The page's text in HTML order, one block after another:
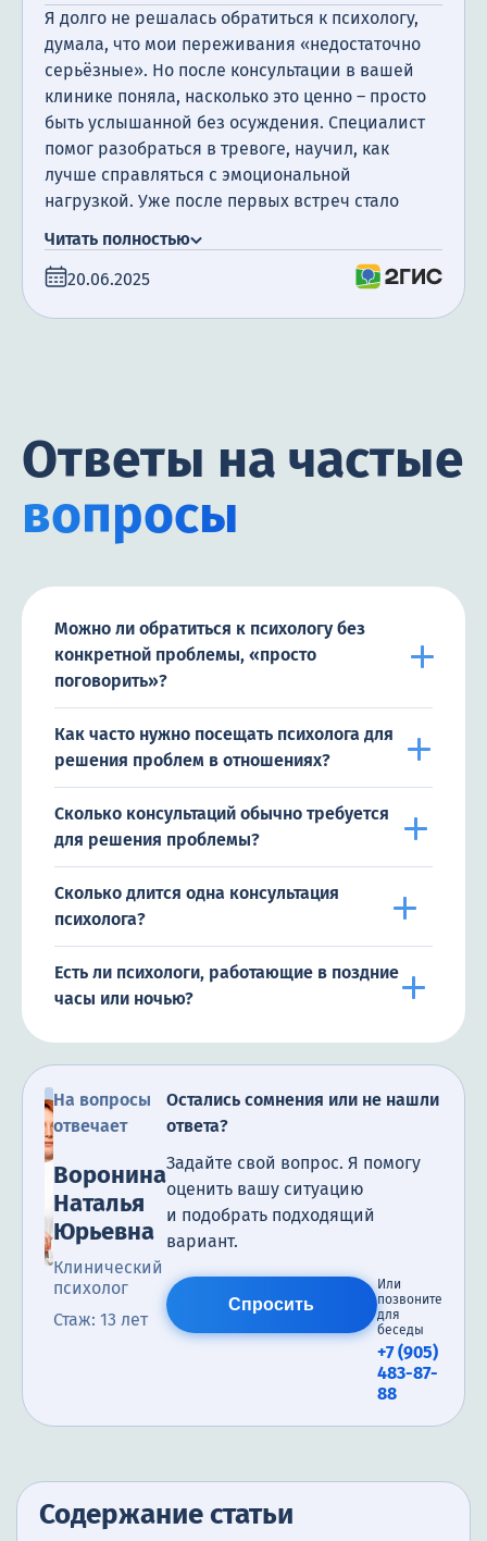
Я долго не решалась обратиться к психологу,
думала, что мои переживания «недостаточно
серьёзные». Но после консультации в вашей
клинике поняла, насколько это ценно – просто
быть услышанной без осуждения. Специалист
помог разобраться в тревоге, научил, как
лучше справляться с эмоциональной
нагрузкой. Уже после первых встреч стало
благодарна за тёплый, профессиональный
подход.
Читать полностью
20.06.2025
Ответы на частые
вопросы
Можно ли обратиться к психологу без
конкретной проблемы, «просто
поговорить»?
Как часто нужно посещать психолога для
решения проблем в отношениях?
Сколько консультаций обычно требуется
для решения проблемы?
Сколько длится одна консультация
психолога?
Есть ли психологи, работающие в поздние
часы или ночью?
На вопросы
отвечает
Воронина
Наталья
Юрьевна
Клинический
психолог
Стаж: 13 лет
Остались сомнения или не нашли
ответа?
Задайте свой вопрос. Я помогу
оценить вашу ситуацию
и подобрать подходящий
вариант.
Спросить
Или
позвоните
для
беседы
+7 (905)
483-87-
88
Содержание статьи